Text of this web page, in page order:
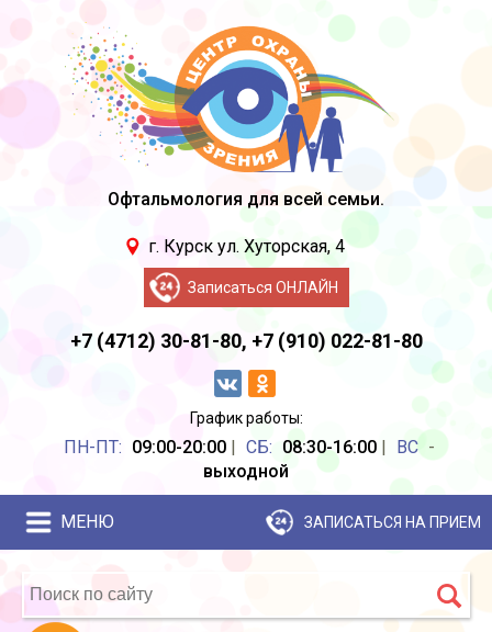
График работы:
ПН-ПТ: 09:00-20:00| CБ: 08:30-16:00| ВС -
выходной
Офтальмология для всей семьи.
г. Курск ул. Хуторская, 4
Записаться ОНЛАЙН
+7 (4712) 30-81-80, +7 (910) 022-81-80
МЕНЮ ЗАПИСАТЬСЯ НА ПРИЕМ